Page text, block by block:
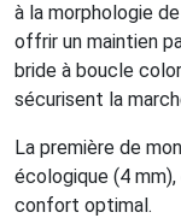
à la morphologie
offrir un maintien
bride à boucle
sécurisent la
La première de
écologique (4
confort optimal.